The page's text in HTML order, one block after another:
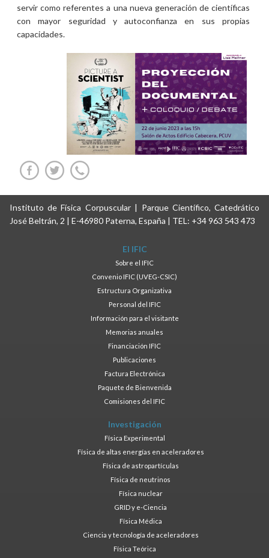
servir como referentes a una nueva generación de científicas
con mayor seguridad y autoconfianza en sus propias
capacidades.
Instituto de Física Corpuscular | Parque Científico, Catedrático
José Beltrán, 2 | E-46980 Paterna, España | TEL: +34 963 543 473
El IFIC
Sobre el IFIC
Convenio IFIC (UVEG-CSIC)
Estructura Organizativa
Personal del IFIC
Información para el visitante
Memorias anuales
Financiación IFIC
Publicaciones
Factura Electrónica
Paquete de Bienvenida
Comisiones del IFIC
Investigación
Física Experimental
Física de altas energías en aceleradores
Física de astropartículas
Física de neutrinos
Física nuclear
GRID y e-Ciencia
Física Médica
Ciencia y tecnología de aceleradores
Física Teórica